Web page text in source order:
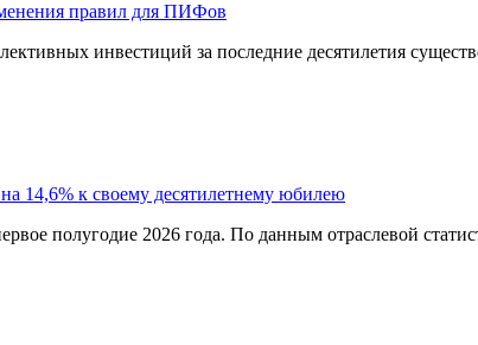
правил для ПИФов
инвестиций за последние десятилетия
14,6% к своему десятилетнему юбилею
полугодие 2026 года. По данным отраслевой